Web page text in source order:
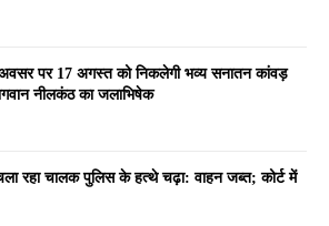
पर 17 अगस्त को निकलेगी भव्य सनातन कांवड़
नीलकंठ का जलाभिषेक
रहा चालक पुलिस के हत्थे चढ़ा: वाहन जब्त; कोर्ट में